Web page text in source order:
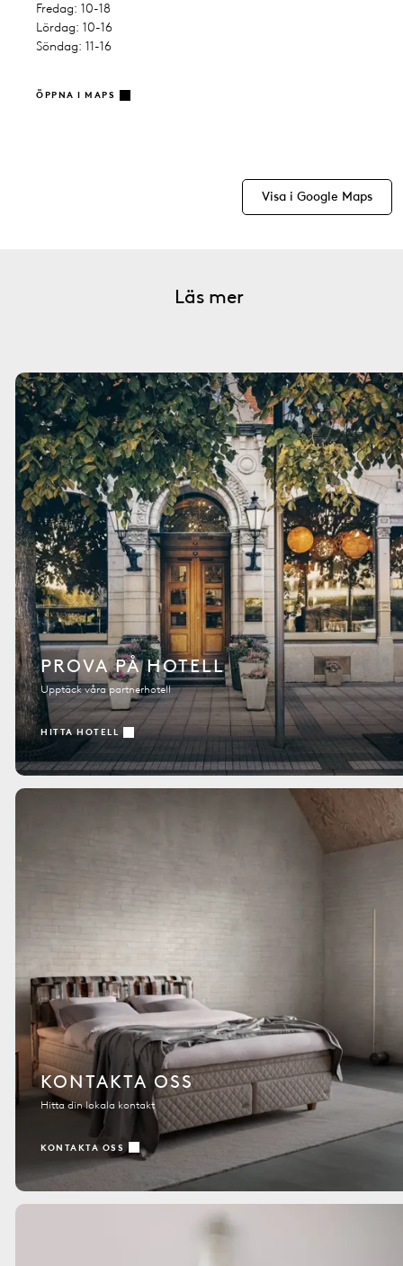
Fredag: 10-18
Lördag: 10-16
Söndag: 11-16
ÖPPNA I MAPS
Visa i Google Maps
Läs mer
PROVA PÅ HOTELL
Upptäck våra partnerhotell
HITTA HOTELL
KONTAKTA OSS
Hitta din lokala kontakt
KONTAKTA OSS